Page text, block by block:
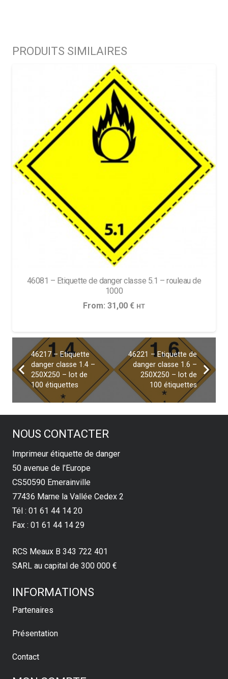
PRODUITS SIMILAIRES
46081 – Etiquette de danger classe 5.1 – rouleau de
1000
From: 31,00 € HT
46217 – Etiquette
danger classe 1.4 –
250X250 – lot de
100 étiquettes
46221 – Etiquette de
danger classe 1.6 –
250X250 – lot de
100 étiquettes
NOUS CONTACTER
Imprimeur étiquette de danger
50 avenue de l’Europe
CS50590 Emerainville
77436 Marne la Vallée Cedex 2
Tél : 01 61 44 14 20
Fax : 01 61 44 14 29
RCS Meaux B 343 722 401
SARL au capital de 300 000 €
INFORMATIONS
Partenaires
Présentation
Contact